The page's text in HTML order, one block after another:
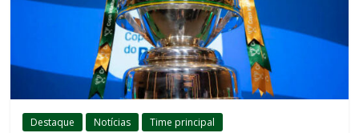
Destaque Notícias Time principal